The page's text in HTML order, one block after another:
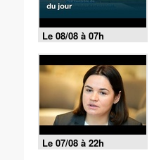
Le 08/08 à 07h
Le 07/08 à 22h